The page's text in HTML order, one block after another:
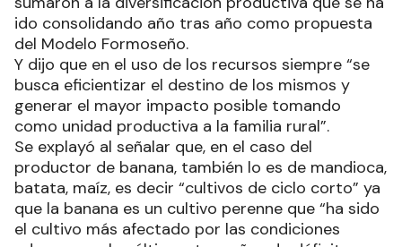
ido consolidando año tras año como propuesta
del Modelo Formoseño.
Y dijo que en el uso de los recursos siempre “se
busca eficientizar el destino de los mismos y
generar el mayor impacto posible tomando
como unidad productiva a la familia rural”.
Se explayó al señalar que, en el caso del
productor de banana, también lo es de mandioca,
batata, maíz, es decir “cultivos de ciclo corto” ya
que la banana es un cultivo perenne que “ha sido
el cultivo más afectado por las condiciones